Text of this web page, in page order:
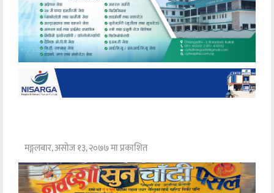
मङ्गलबार, असोज १३, २०७७ मा प्रकाशित